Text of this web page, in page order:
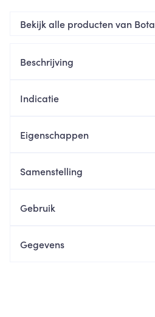
Bekijk alle producten van Bota
Beschrijving
Indicatie
Eigenschappen
Samenstelling
Gebruik
Gegevens